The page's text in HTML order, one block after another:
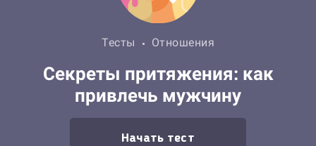
Тесты Отношения
Секреты притяжения: как
привлечь мужчину
Начать тест